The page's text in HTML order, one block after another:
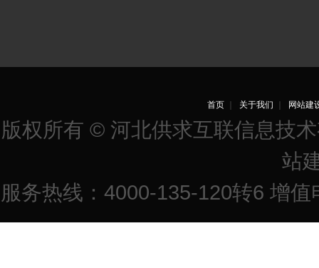
首页｜ 关于我们 网站建
版权所有 © 河北供求互联信息技
站
服务热线：4000-135-120转6 增